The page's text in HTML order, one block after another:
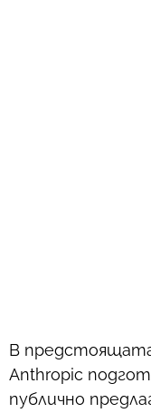
В
Anthropic
публично